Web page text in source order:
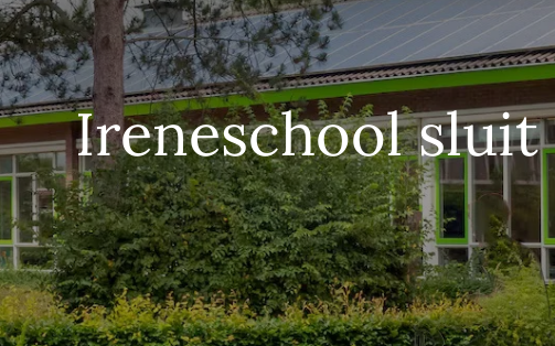
Ireneschool sluit